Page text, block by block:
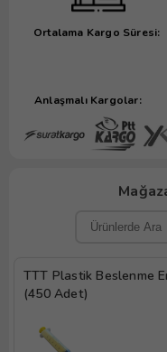
Ortalama Kargo Süresi:
Anlaşmalı Kargolar:
TTT Plastik Beslenme
(450 Adet)